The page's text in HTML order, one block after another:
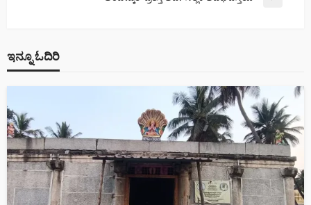
ಇನ್ನೂ ಓದಿರಿ